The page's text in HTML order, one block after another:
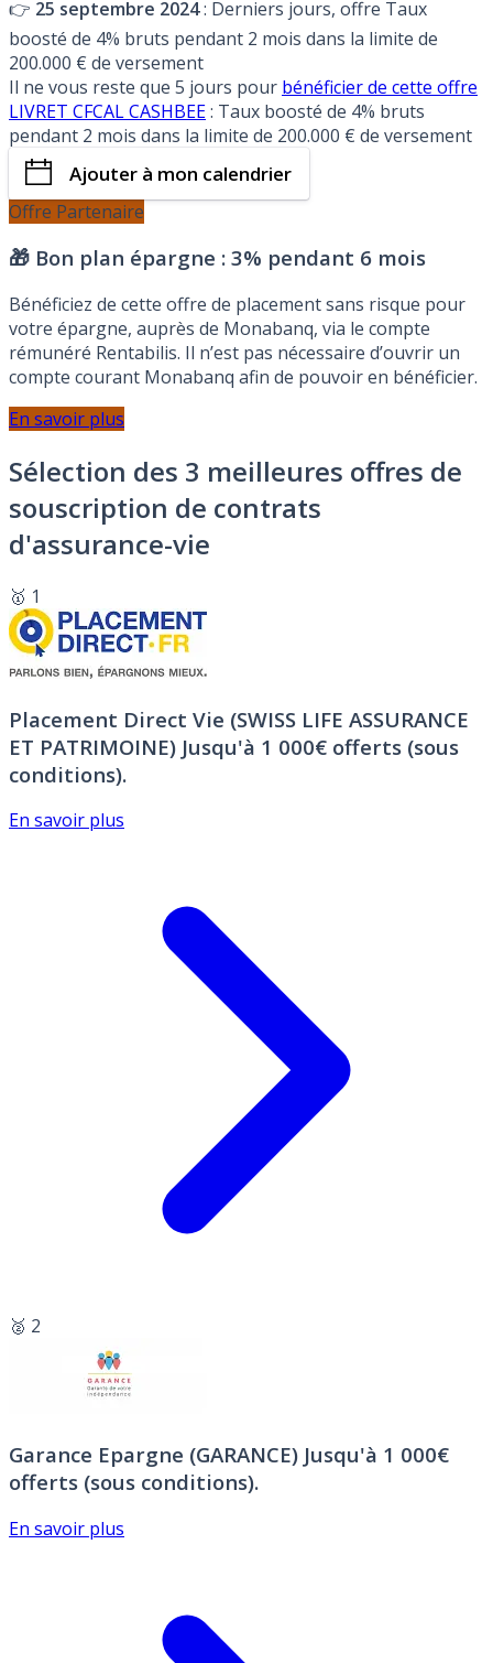
👉 25 septembre 2024: Derniers jours, offre Taux
boosté de 4% bruts pendant 2 mois dans la limite de
200.000 € de versement
Il ne vous reste que 5 jours pour bénéficier de cette offre
LIVRET CFCAL CASHBEE: Taux boosté de 4% bruts
pendant 2 mois dans la limite de 200.000 € de versement
Ajouter à mon calendrier
Offre Partenaire
🎁 Bon plan épargne : 3% pendant 6 mois
Bénéficiez de cette offre de placement sans risque pour
votre épargne, auprès de Monabanq, via le compte
rémunéré Rentabilis. Il n’est pas nécessaire d’ouvrir un
compte courant Monabanq afin de pouvoir en bénéficier.
En savoir plus
Sélection des 3 meilleures offres de
souscription de contrats
d'assurance-vie
🥇 1
Placement Direct Vie (SWISS LIFE ASSURANCE
ET PATRIMOINE) Jusqu'à 1 000€ offerts (sous
conditions).
En savoir plus
🥈 2
Garance Epargne (GARANCE) Jusqu'à 1 000€
offerts (sous conditions).
En savoir plus